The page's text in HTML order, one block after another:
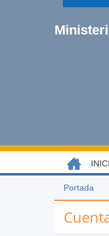
Usted
está
aquí
Portada
Back
top
Back
MENÚ